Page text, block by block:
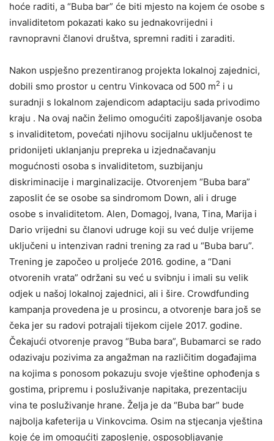
hoće raditi, a “Buba bar” će biti mjesto na kojem će osobe s
invaliditetom pokazati kako su jednakovrijedni i
ravnopravni članovi društva, spremni raditi i zaraditi.
Nakon uspješno prezentiranog projekta lokalnoj zajednici,
dobili smo prostor u centru Vinkovaca od 500 m2 i u
suradnji s lokalnom zajendicom adaptaciju sada privodimo
kraju . Na ovaj način želimo omogućiti zapošljavanje osoba
s invaliditetom, povećati njihovu socijalnu uključenost te
pridonijeti uklanjanju prepreka u izjednačavanju
mogućnosti osoba s invaliditetom, suzbijanju
diskriminacije i marginalizacije. Otvorenjem “Buba bara”
zaposlit će se osobe sa sindromom Down, ali i druge
osobe s invaliditetom. Alen, Domagoj, Ivana, Tina, Marija i
Dario vrijedni su članovi udruge koji su već dulje vrijeme
uključeni u intenzivan radni trening za rad u “Buba baru”.
Trening je započeo u proljeće 2016. godine, a “Dani
otvorenih vrata” održani su već u svibnju i imali su velik
odjek u našoj lokalnoj zajednici, ali i šire. Crowdfunding
kampanja provedena je u prosincu, a otvorenje bara još se
čeka jer su radovi potrajali tijekom cijele 2017. godine.
Čekajući otvorenje pravog “Buba bara”, Bubamarci se rado
odazivaju pozivima za angažman na različitim događajima
na kojima s ponosom pokazuju svoje vještine ophođenja s
gostima, pripremu i posluživanje napitaka, prezentaciju
vina te posluživanje hrane. Želja je da “Buba bar” bude
najbolja kafeterija u Vinkovcima. Osim na stjecanja vještina
koje će im omogućiti zaposlenje, osposobljavanje